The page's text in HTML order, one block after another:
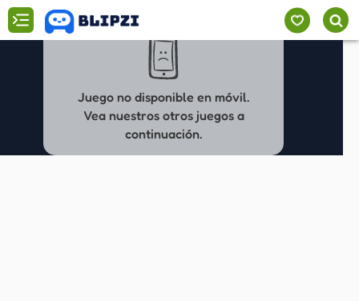
Juego no disponible en móvil.
Vea nuestros otros juegos a
continuación.